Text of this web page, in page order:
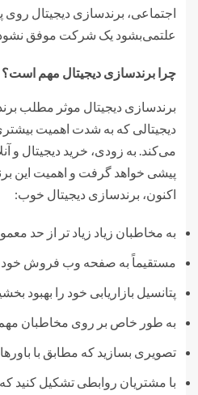
اجتماعی، برندسازی دیجیتال
علتمی‌بشود یک شرکت موفق
چرا برندسازی دیجیتال مهم است؟
برندسازی دیجیتال موثر مطلب
دیجیتالی که به شدت اهمیت
می‌کند. به زودی، خرید دیجیتال و
پیشی خواهد گرفت و اهمیت این
اکنون، برندسازی دیجیتال خوب:
به مخاطبان زیاد زیاد تر از حد
مستقیماً به صفحه وب فروش
پتانسیل بازاریابی خود را بهبود
به طور خاص بر روی مخاطبان مهم
تصویری بسازید که مطابق با
با مشتریان روابطی تشکیل کنید